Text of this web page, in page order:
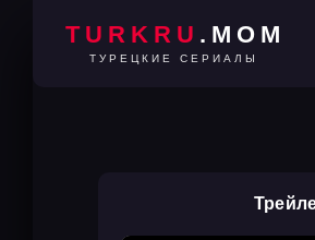
TURKRU .MOM
ТУРЕЦКИЕ СЕРИАЛЫ